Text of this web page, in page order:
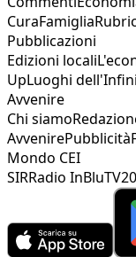
CuraFamiglia
Pubblicazioni
Edizioni locali
UpLuoghi
Avvenire
Chi siamo
AvvenirePubblicità
Mondo CEI
SIRRadio InBlu